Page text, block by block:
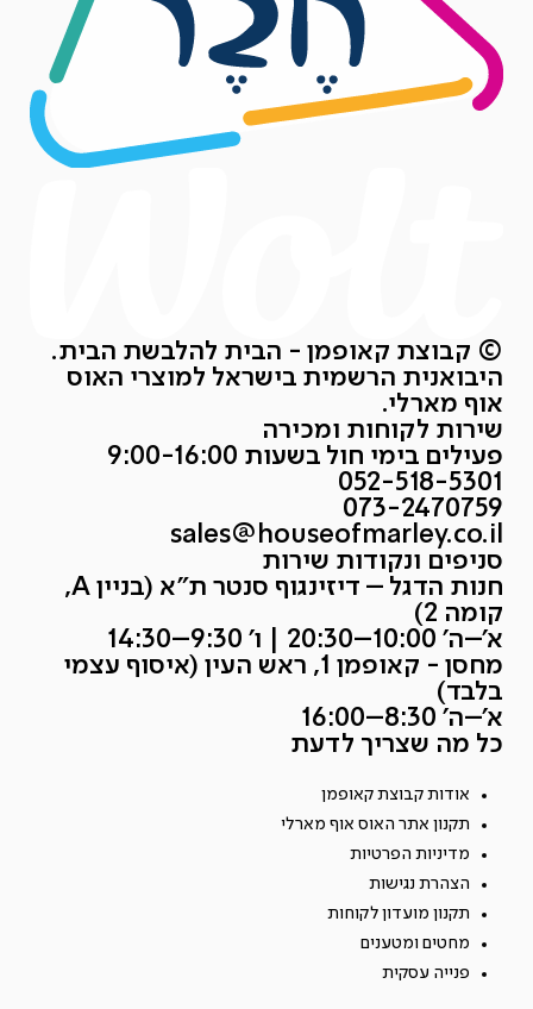
© קבוצת קאופמן - הבית להלבשת הבית.
היבואנית הרשמית בישראל למוצרי האוס
אוף מארלי.
שירות לקוחות ומכירה
פעילים בימי חול בשעות 9:00-16:00
052-518-5301
073-2470759
sales@houseofmarley.co.il
סניפים ונקודות שירות
חנות הדגל – דיזינגוף סנטר ת״א (בניין A,
קומה 2)
א׳–ה׳ 10:00–20:30 | ו׳ 9:30–14:30
מחסן - קאופמן 1, ראש העין (איסוף עצמי
בלבד)
א׳–ה׳ 8:30–16:00
כל מה שצריך לדעת
אודות קבוצת קאופמן
תקנון אתר האוס אוף מארלי
מדיניות הפרטיות
הצהרת נגישות
תקנון מועדון לקוחות
מחטים ומטענים
פנייה עסקית